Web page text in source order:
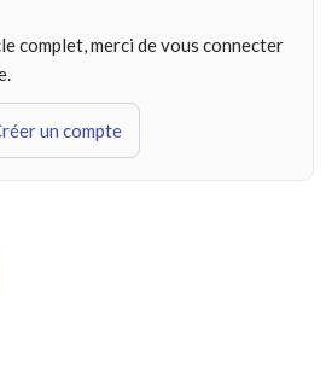
complet, merci de vous connecter
un compte